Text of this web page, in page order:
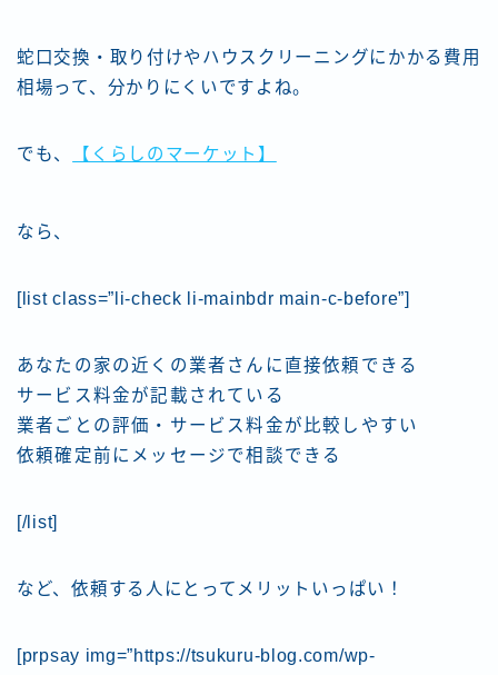
蛇口交換・取り付けやハウスクリーニングにかかる費用
相場って、分かりにくいですよね。
でも、 【くらしのマーケット】
なら、
[list class=”li-check li-mainbdr main-c-before”]
あなたの家の近くの業者さんに直接依頼できる
サービス料金が記載されている
業者ごとの評価・サービス料金が比較しやすい
依頼確定前にメッセージで相談できる
[/list]
など、依頼する人にとってメリットいっぱい！
[prpsay img=”https://tsukuru-blog.com/wp-